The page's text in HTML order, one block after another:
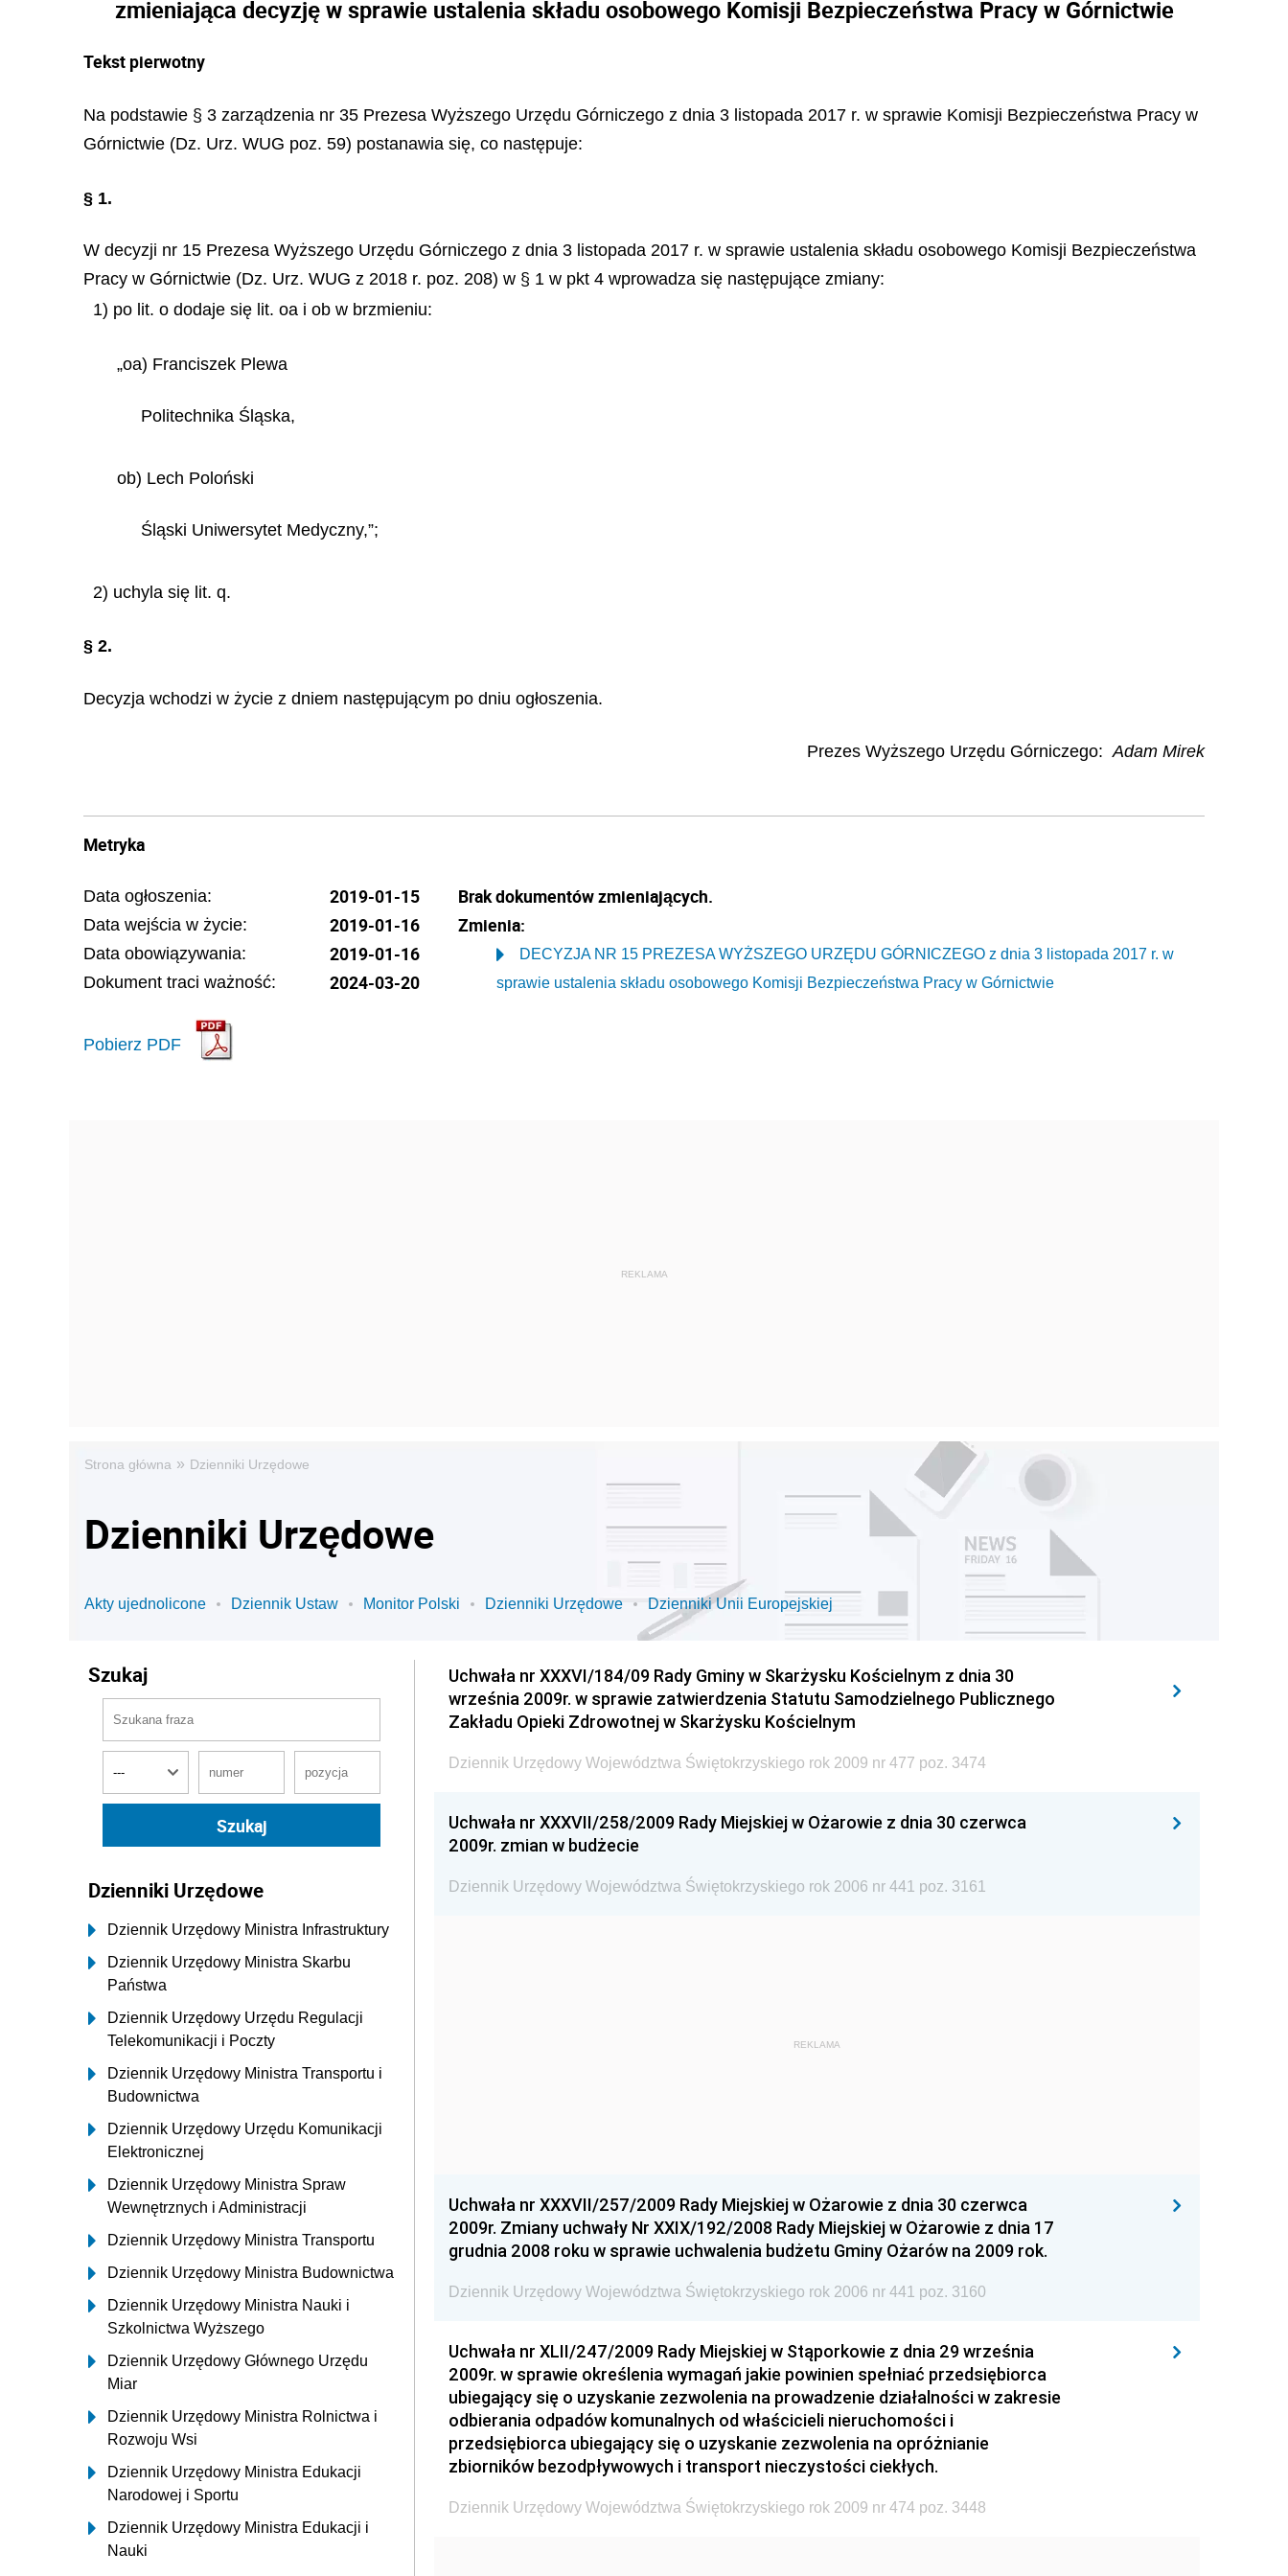
zmieniająca decyzję w sprawie ustalenia składu osobowego Komisji Bezpieczeństwa Pracy w Górnictwie
Tekst pierwotny
Na podstawie § 3 zarządzenia nr 35 Prezesa Wyższego Urzędu Górniczego z dnia 3 listopada 2017 r. w sprawie Komisji Bezpieczeństwa Pracy w
Górnictwie (Dz. Urz. WUG poz. 59) postanawia się, co następuje:
§ 1.
W decyzji nr 15 Prezesa Wyższego Urzędu Górniczego z dnia 3 listopada 2017 r. w sprawie ustalenia składu osobowego Komisji Bezpieczeństwa
Pracy w Górnictwie (Dz. Urz. WUG z 2018 r. poz. 208) w § 1 w pkt 4 wprowadza się następujące zmiany:
1) po lit. o dodaje się lit. oa i ob w brzmieniu:
„oa) Franciszek Plewa
Politechnika Śląska,
ob) Lech Poloński
Śląski Uniwersytet Medyczny,”;
2) uchyla się lit. q.
§ 2.
Decyzja wchodzi w życie z dniem następującym po dniu ogłoszenia.
Prezes Wyższego Urzędu Górniczego: Adam Mirek
Metryka
Data ogłoszenia: 2019-01-15
Data wejścia w życie: 2019-01-16
Data obowiązywania: 2019-01-16
Dokument traci ważność: 2024-03-20
Pobierz PDF
Brak dokumentów zmieniających.
Zmienia:
DECYZJA NR 15 PREZESA WYŻSZEGO URZĘDU GÓRNICZEGO z dnia 3 listopada 2017 r. w
sprawie ustalenia składu osobowego Komisji Bezpieczeństwa Pracy w Górnictwie
Strona główna » Dzienniki Urzędowe
Dzienniki Urzędowe
Akty ujednolicone Dziennik Ustaw Monitor Polski Dzienniki Urzędowe Dzienniki Unii Europejskiej
Szukaj
Dzienniki Urzędowe
Dziennik Urzędowy Ministra Infrastruktury
Dziennik Urzędowy Ministra Skarbu
Państwa
Dziennik Urzędowy Urzędu Regulacji
Telekomunikacji i Poczty
Dziennik Urzędowy Ministra Transportu i
Budownictwa
Dziennik Urzędowy Urzędu Komunikacji
Elektronicznej
Dziennik Urzędowy Ministra Spraw
Wewnętrznych i Administracji
Dziennik Urzędowy Ministra Transportu
Dziennik Urzędowy Ministra Budownictwa
Dziennik Urzędowy Ministra Nauki i
Szkolnictwa Wyższego
Dziennik Urzędowy Głównego Urzędu
Miar
Dziennik Urzędowy Ministra Rolnictwa i
Rozwoju Wsi
Dziennik Urzędowy Ministra Edukacji
Narodowej i Sportu
Dziennik Urzędowy Ministra Edukacji i
Nauki
Uchwała nr XXXVI/184/09 Rady Gminy w Skarżysku Kościelnym z dnia 30
września 2009r. w sprawie zatwierdzenia Statutu Samodzielnego Publicznego
Zakładu Opieki Zdrowotnej w Skarżysku Kościelnym
Dziennik Urzędowy Województwa Świętokrzyskiego rok 2009 nr 477 poz. 3474
Uchwała nr XXXVII/258/2009 Rady Miejskiej w Ożarowie z dnia 30 czerwca
2009r. zmian w budżecie
Dziennik Urzędowy Województwa Świętokrzyskiego rok 2006 nr 441 poz. 3161
REKLAMA
Uchwała nr XXXVII/257/2009 Rady Miejskiej w Ożarowie z dnia 30 czerwca
2009r. Zmiany uchwały Nr XXIX/192/2008 Rady Miejskiej w Ożarowie z dnia 17
grudnia 2008 roku w sprawie uchwalenia budżetu Gminy Ożarów na 2009 rok.
Dziennik Urzędowy Województwa Świętokrzyskiego rok 2006 nr 441 poz. 3160
Uchwała nr XLII/247/2009 Rady Miejskiej w Stąporkowie z dnia 29 września
2009r. w sprawie określenia wymagań jakie powinien spełniać przedsiębiorca
ubiegający się o uzyskanie zezwolenia na prowadzenie działalności w zakresie
odbierania odpadów komunalnych od właścicieli nieruchomości i
przedsiębiorca ubiegający się o uzyskanie zezwolenia na opróżnianie
zbiorników bezodpływowych i transport nieczystości ciekłych.
Dziennik Urzędowy Województwa Świętokrzyskiego rok 2009 nr 474 poz. 3448